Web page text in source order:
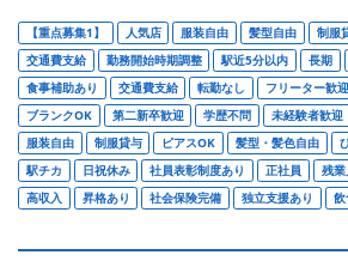
【重点募集1】 人気店 服装自由 髪型自由 制服
交通費支給
勤務開始時期調整 駅近5分以内 長期
食事補助あり
交通費支給 転勤なし フリーター歓迎
ブランクOK
第二新卒歓迎 学歴不問 未経験者歓迎
服装自由
制服貸与 ピアスOK 髪型・髪色自由
駅チカ
日祝休み 社員表彰制度あり 正社員 残
高収入
昇格あり 社会保険完備 独立支援あり 飲